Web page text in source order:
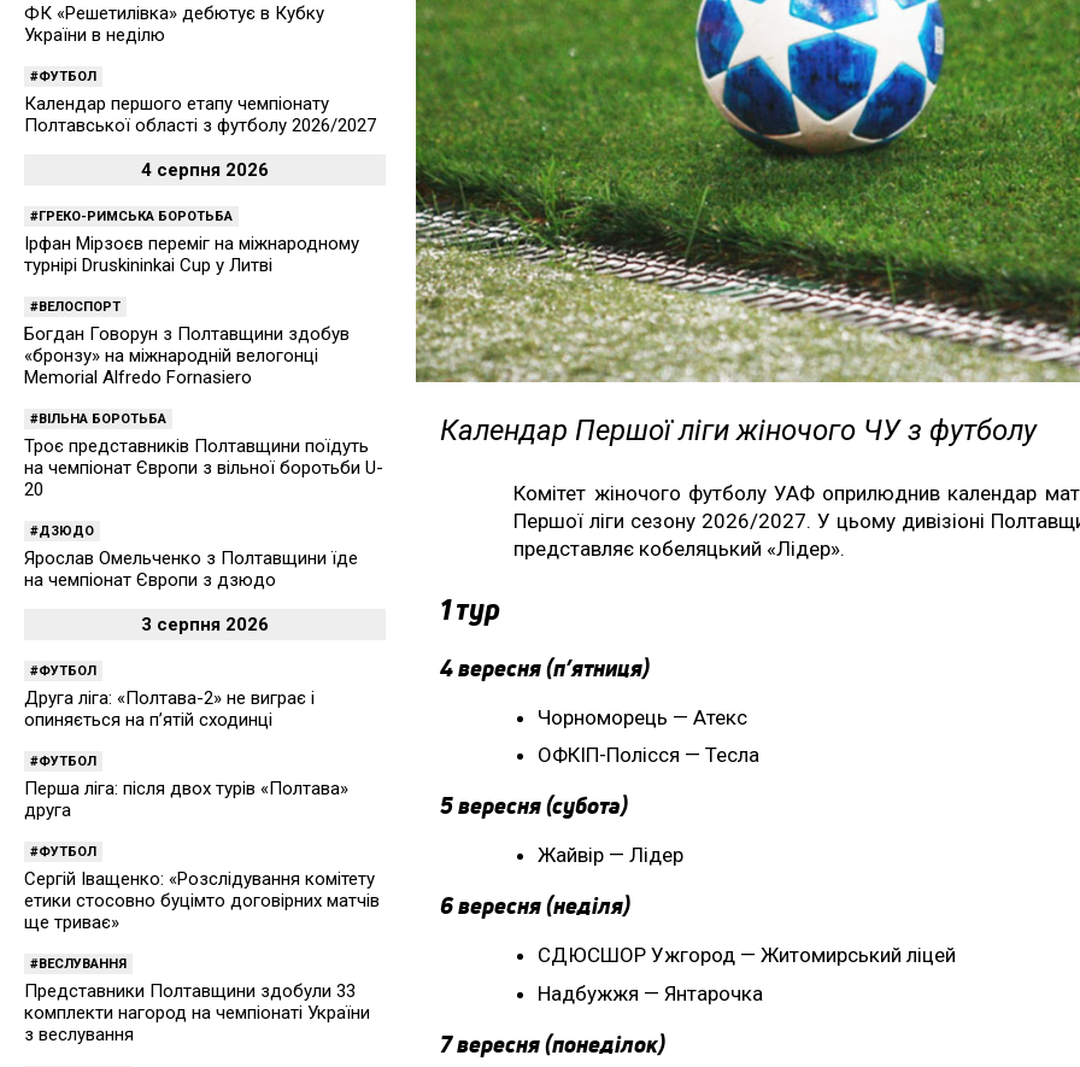
Календар Першої ліги жіночого ЧУ з футболу
Комітет жіночого футболу УАФ оприлюднив календар
Першої ліги сезону 2026/2027. У цьому дивізіоні
представляє кобеляцький «Лідер».
1 тур
4 вересня (п’ятниця)
Чорноморець — Атекс
ОФКІП-Полісся — Тесла
5 вересня (субота)
Жайвір — Лідер
6 вересня (неділя)
СДЮСШОР Ужгород — Житомирський ліцей
Надбужжя — Янтарочка
7 вересня (понеділок)
ФК «Решетилівка» дебютує в Кубку
України в неділю
ФУТБОЛ
Календар першого етапу чемпіонату
Полтавської області з футболу 2026/2027
4 серпня 2026
ГРЕКО-РИМСЬКА БОРОТЬБА
Ірфан Мірзоєв переміг на міжнародному
турнірі Druskininkai Cup у Литві
ВЕЛОСПОРТ
Богдан Говорун з Полтавщини здобув
«бронзу» на міжнародній велогонці
Memorial Alfredo Fornasiero
ВІЛЬНА БОРОТЬБА
Троє представників Полтавщини поїдуть
на чемпіонат Європи з вільної боротьби U-
20
ДЗЮДО
Ярослав Омельченко з Полтавщини їде
на чемпіонат Європи з дзюдо
3 серпня 2026
ФУТБОЛ
Друга ліга: «Полтава-2» не виграє і
опиняється на п’ятій сходинці
ФУТБОЛ
Перша ліга: після двох турів «Полтава»
друга
ФУТБОЛ
Сергій Іващенко: «Розслідування комітету
етики стосовно буцімто договірних матчів
ще триває»
ВЕСЛУВАННЯ
Представники Полтавщини здобули 33
комплекти нагород на чемпіонаті України
з веслування